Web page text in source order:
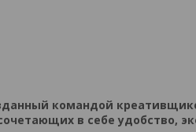
командой
в себе удобство,